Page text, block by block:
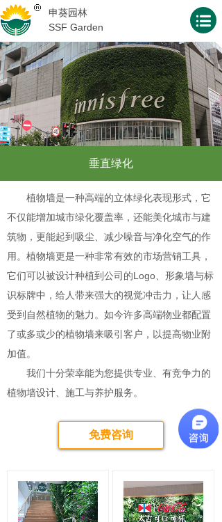
申葵园林
SSF Garden
垂直绿化
植物墙是一种高端的立体绿化表现形式，它
不仅能增加城市绿化覆盖率，还能美化城市与建
筑物，更能起到吸尘、减少噪音与净化空气的作
用。植物墙更是一种非常有效的市场营销工具，
它们可以被设计种植到公司的Logo、形象墙与标
识标牌中，给人带来强大的视觉冲击力，让人感
受到自然植物的魅力。如今许多高端物业都配置
了或多或少的植物墙来吸引客户，以提高物业附
加值。
我们十分荣幸能为您提供专业、有竞争力的
植物墙设计、施工与养护服务。
免费咨询